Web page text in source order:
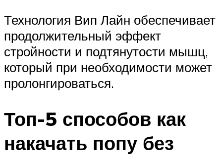
Технология Вип Лайн обеспечивает
продолжительный эффект
стройности и подтянутости мышц,
который при необходимости может
пролонгироваться.
Топ-5 способов как
накачать попу без